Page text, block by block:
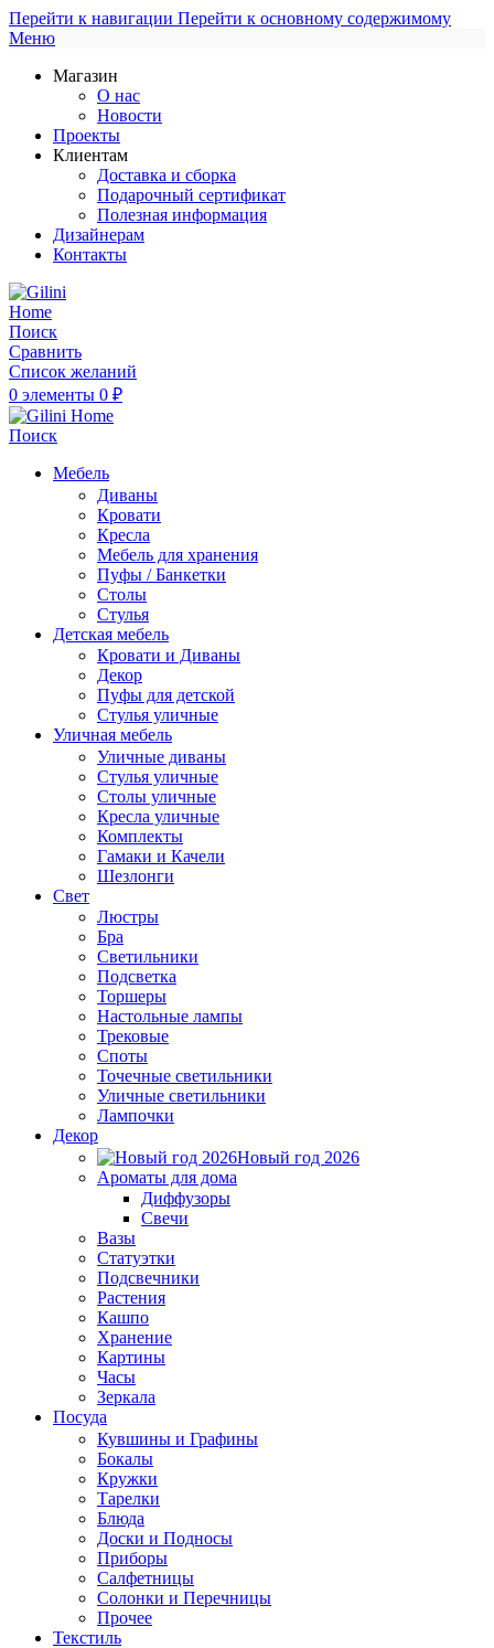
Перейти к навигации Перейти к основному содержимому
Меню
Магазин
О нас
Новости
Проекты
Клиентам
Доставка и сборка
Подарочный сертификат
Полезная информация
Дизайнерам
Контакты
Поиск
Сравнить
Список желаний
0 элементы 0 ₽
Поиск
Мебель
Диваны
Кровати
Кресла
Мебель для хранения
Пуфы / Банкетки
Столы
Стулья
Детская мебель
Кровати и Диваны
Декор
Пуфы для детской
Стулья уличные
Уличная мебель
Уличные диваны
Стулья уличные
Столы уличные
Кресла уличные
Комплекты
Гамаки и Качели
Шезлонги
Свет
Люстры
Бра
Светильники
Подсветка
Торшеры
Настольные лампы
Трековые
Споты
Точечные светильники
Уличные светильники
Лампочки
Декор
Новый год 2026
Ароматы для дома
Диффузоры
Свечи
Вазы
Статуэтки
Подсвечники
Растения
Кашпо
Хранение
Картины
Часы
Зеркала
Посуда
Кувшины и Графины
Бокалы
Кружки
Тарелки
Блюда
Доски и Подносы
Приборы
Салфетницы
Солонки и Перечницы
Прочее
Текстиль